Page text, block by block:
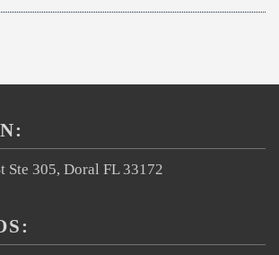
Ste 305, Doral FL 33172